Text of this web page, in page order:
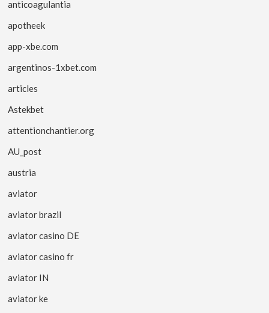
anticoagulantia
apotheek
app-xbe.com
argentinos-1xbet.com
articles
Astekbet
attentionchantier.org
AU_post
austria
aviator
aviator brazil
aviator casino DE
aviator casino fr
aviator IN
aviator ke